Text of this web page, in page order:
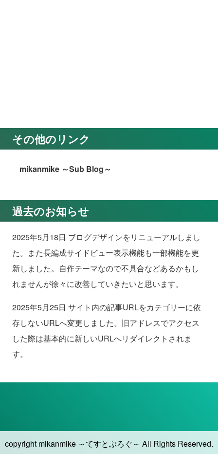
その他のリンク
mikanmike ～Sub Blog～
過去のお知らせ
2025年5月18日 ブログデザインをリニューアルしまし
た。また長編成サイドビュー表示機能も一部機能を更
新しました。自作テーマなので不具合などあるかもし
れませんが徐々に改善していきたいと思います。
2025年5月25日 サイト内の記事URLをカテゴリーに依
存しないURLへ変更しました。旧アドレスでアクセス
した際は基本的に新しいURLへリダイレクトされま
す。
copyright mikanmike ～てすとぶろぐ～ All Rights Reserved.